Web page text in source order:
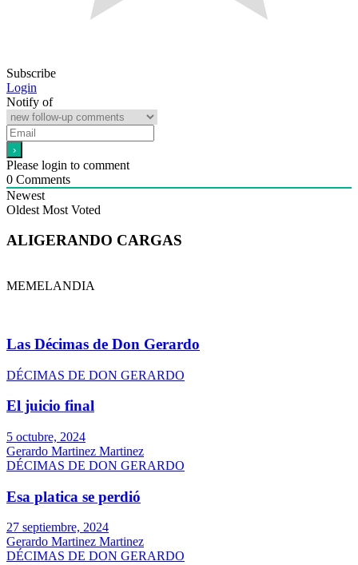
Subscribe
Login
Notify of
Please login to comment
0 Comments
Newest
Oldest Most Voted
ALIGERANDO CARGAS
MEMELANDIA
Las Décimas de Don Gerardo
DÉCIMAS DE DON GERARDO
El juicio final
5 octubre, 2024
Gerardo Martinez Martinez
DÉCIMAS DE DON GERARDO
Esa platica se perdió
27 septiembre, 2024
Gerardo Martinez Martinez
DÉCIMAS DE DON GERARDO